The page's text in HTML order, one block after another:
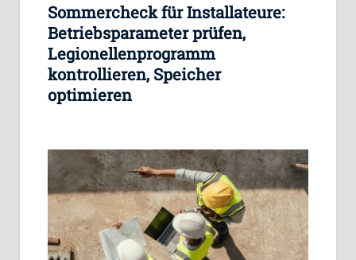
Sommercheck für Installateure:
Betriebsparameter prüfen,
Legionellenprogramm
kontrollieren, Speicher
optimieren